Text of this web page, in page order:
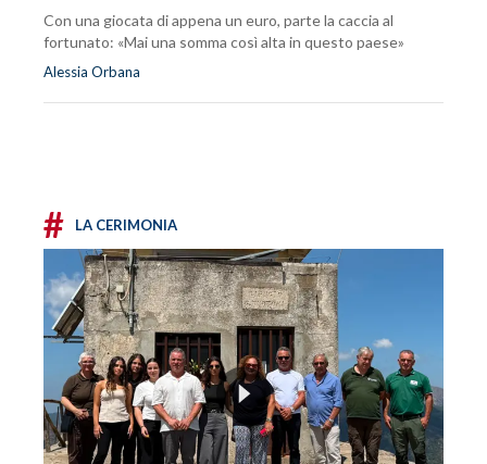
Con una giocata di appena un euro, parte la caccia al
fortunato: «Mai una somma così alta in questo paese»
Alessia Orbana
# LA CERIMONIA